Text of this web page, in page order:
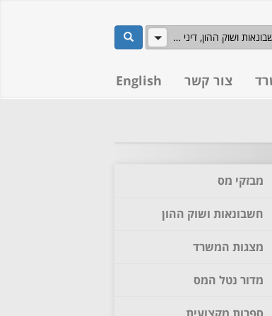
חשבונאות ושוק ההון, דיני מסים שלח
צור קשר English
מבזקי מס
חשבונאות ושוק ההון
מצגות המשרד
מדור נטל המס